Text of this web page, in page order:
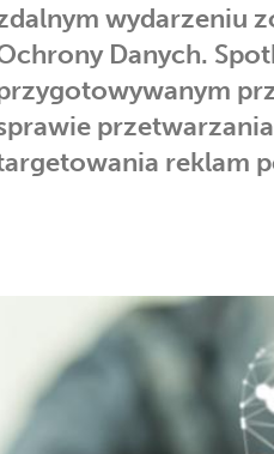
wydarzeniu
Danych.
reklam